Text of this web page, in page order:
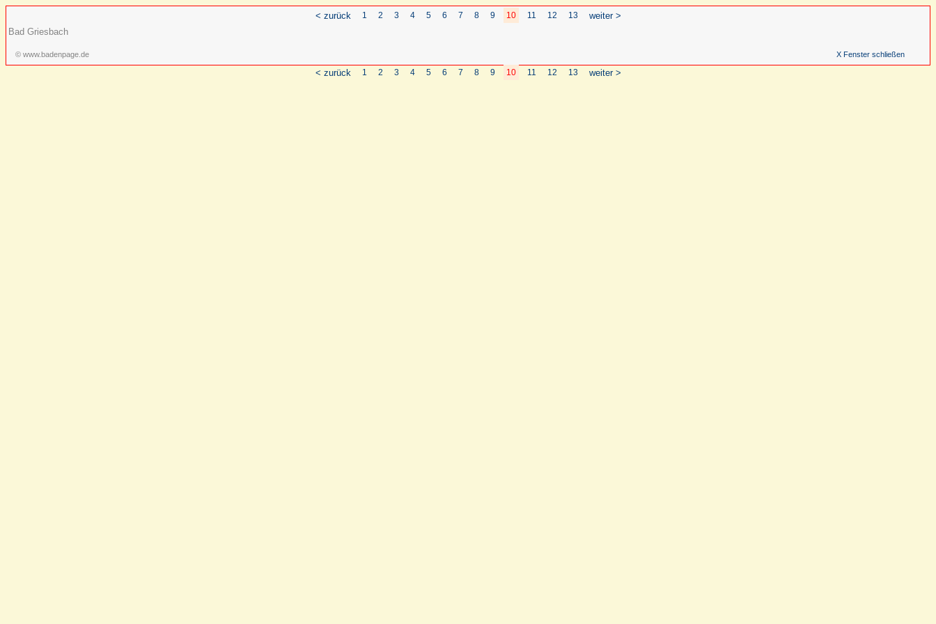
< zurück 1 2 3 4 5 6 7 8 9 10 11 12 13
weiter >
Bad Griesbach
© www.badenpage.de X Fenster schließen
< zurück 1 2 3 4 5 6 7 8 9 10 11 12 13 weiter >